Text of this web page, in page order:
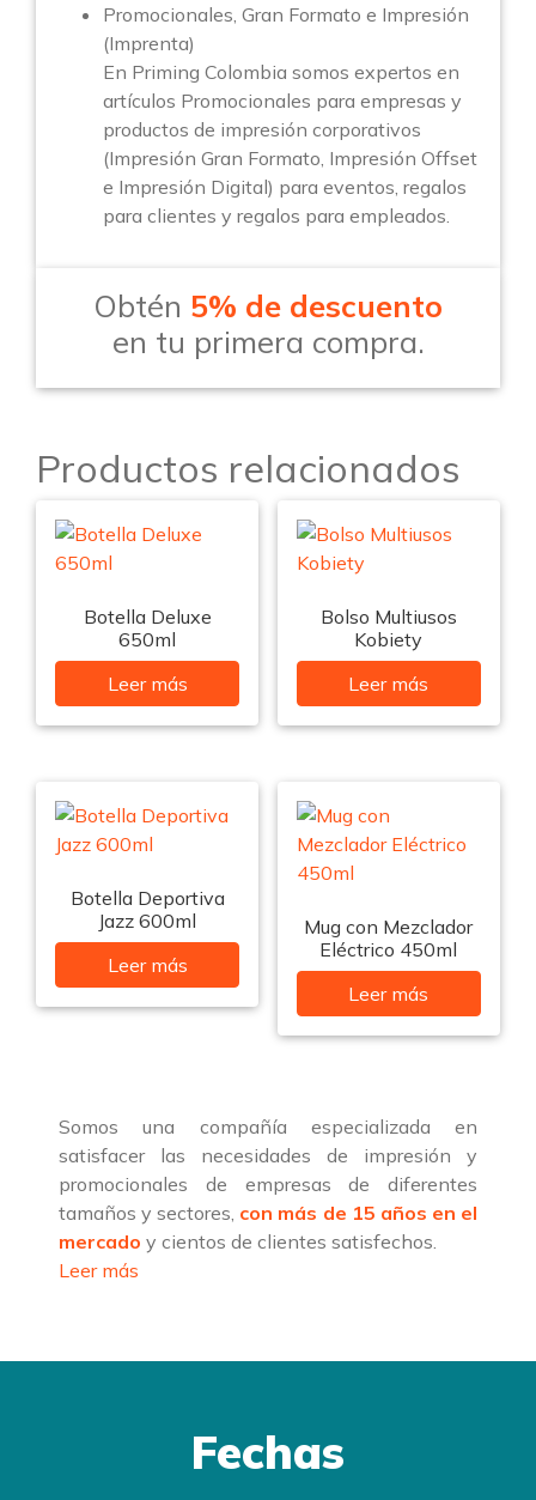
Promocionales, Gran Formato e Impresión
(Imprenta)
En Priming Colombia somos expertos en
artículos Promocionales para empresas y
productos de impresión corporativos
(Impresión Gran Formato, Impresión Offset
e Impresión Digital) para eventos, regalos
para clientes y regalos para empleados.
Obtén 5% de descuento
en tu primera compra.
Productos relacionados
Botella Deluxe
650ml
Leer más
Bolso Multiusos
Kobiety
Leer más
Botella Deportiva
Jazz 600ml
Leer más
Mug con Mezclador
Eléctrico 450ml
Leer más
Somos una compañía especializada en
satisfacer las necesidades de impresión y
promocionales de empresas de diferentes
tamaños y sectores, con más de 15 años en el
mercado y cientos de clientes satisfechos.
Leer más
Fechas